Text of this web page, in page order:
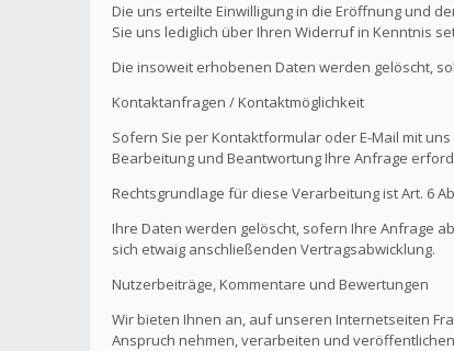
Die uns erteilte Einwilligung in die Eröffnung und
Sie uns lediglich über Ihren Widerruf in Kenntnis
Die insoweit erhobenen Daten werden gelöscht,
Kontaktanfragen / Kontaktmöglichkeit
Sofern Sie per Kontaktformular oder E-Mail mit
Bearbeitung und Beantwortung Ihre Anfrage
Rechtsgrundlage für diese Verarbeitung ist Art. 6
Ihre Daten werden gelöscht, sofern Ihre Anfrage
sich etwaig anschließenden Vertragsabwicklung.
Nutzerbeiträge, Kommentare und Bewertungen
Wir bieten Ihnen an, auf unseren Internetseiten
Anspruch nehmen, verarbeiten und